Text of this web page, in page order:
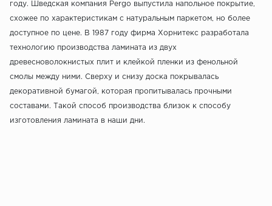
году. Шведская компания Pergo выпустила напольное покрытие,
схожее по характеристикам с натуральным паркетом, но более
доступное по цене. В 1987 году фирма Хорнитекс разработала
технологию производства ламината из двух
древесноволокнистых плит и клейкой пленки из фенольной
смолы между ними. Сверху и снизу доска покрывалась
декоративной бумагой, которая пропитывалась прочными
составами. Такой способ производства близок к способу
изготовления ламината в наши дни.